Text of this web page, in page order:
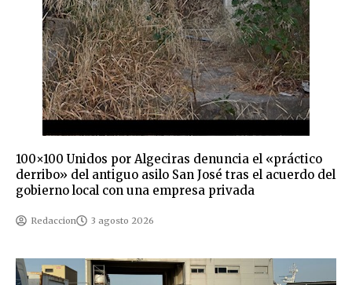
100×100 Unidos por Algeciras denuncia el «práctico
derribo» del antiguo asilo San José tras el acuerdo del
gobierno local con una empresa privada
Redaccion 3 agosto 2026